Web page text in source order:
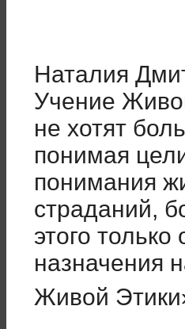
Наталия
Учение
не хотят
понимая
понимания
страданий,
этого
назначения
Живой